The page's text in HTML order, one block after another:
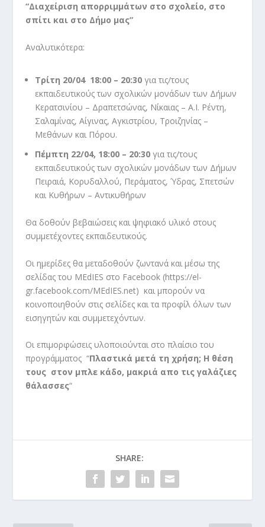
“Διαχείριση απορριμμάτων στο σχολείο, στο
σπίτι και στο Δήμο μας”
Αναλυτικότερα:
Τρίτη 20/04 18:00 – 20:30για τις/τους
εκπαιδευτικούς των σχολικών μονάδων των Δήμων
Κερατσινίου – Δραπετσώνας, Νίκαιας – Α.Ι. Ρέντη,
Σαλαμίνας, Αίγινας, Αγκιστρίου, Τροιζηνίας –
Μεθάνων και Πόρου.
Πέμπτη 22/04, 18:00 – 20:30για τις/τους
εκπαιδευτικούς των σχολικών μονάδων των Δήμων
Πειραιά, Κορυδαλλού, Περάματος, Ύδρας, Σπετσών
και Κυθήρων – Αντικυθήρων
Θα δοθούν βεβαιώσεις και ψηφιακό υλικό στους
συμμετέχοντες εκπαιδευτικούς.
Οι ημερίδες θα μεταδοθούν ζωντανά και μέσω της
σελίδας του MEdIES στο Facebook (https://el-
gr.facebook.com/MEdIES.net) και μπορούν να
κοινοποιηθούν στις σελίδες και τα προφίλ όλων των
εισηγητών και συμμετεχόντων.
Οι επιμορφώσεις υλοποιούνται στο πλαίσιο του
προγράμματος “Πλαστικά μετά τη χρήση; Η θέση
τους στον μπλε κάδο, μακριά απο τις γαλάζιες
θάλασσες“
SHARE: